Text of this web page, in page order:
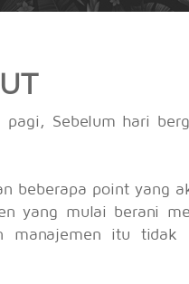
Sebelum hari
beberapa point yang
yang mulai berani
manajemen itu tidak